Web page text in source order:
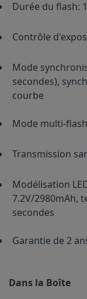
Durée du flash:
Contrôle
Mode
secondes),
courbe
Mode multi-
Transmission
Modélisation
7.2V/2980mAh,
secondes
Garantie de 2
Dans la Boîte